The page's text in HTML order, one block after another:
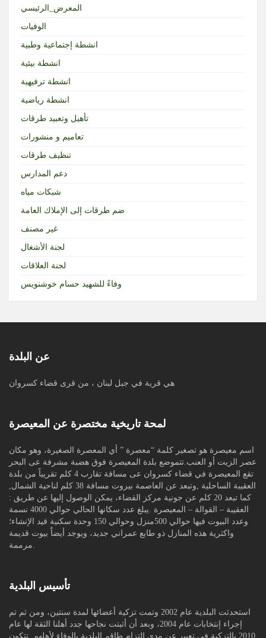
المعرض_الرئيسي
الوفيات
انشطة إجتماعية وطبية
انشطة بيئية
انشطة ترفيهية
انشطة رياضية
تأهيل وتعبيد طرقات
تعاميم و منشورات
تنظيف طرقات
دعم المدارس
شبكات مياه
ضم طرقات إلى الإملاك العامة
غير مصنف
لجنة الأشغال
لجنة العلاقات
وفاءً للشهيد حسام خوشنويس
عن البلدة
هي قرية في جبل لبنان ، من قرى قضاء كسروان
لمحة تاريخية مختصرة عن المعيصرة
اسم معيصرة هو تصغير كلمة “معصرة ” أي المعصرة الصغيرة، وهو مكان
عصر الزيت أو العنب.تتموضع بلدة المعيصرة فوق هضبة مشرفة عى البحر
تقع المعيصرة في قضاء كسروان عى مسافة تقارب 4 كلم تقريباً من بلدة
العقيبة الساحلية ,وتبعد عن العاصمة بيروت مسافة 38 كلم لناحية الشمال,
كما تبعد 20 كلم عن جونية مركز القضاء، يمكن الوصول إليها عن طريق :
العقيبة – القوالة – المعيصرة .يبلغ عدد سكانها الحالي حوالي 4000 نسمة
وعدد البيوت فيها حوالي 500منزل وحوالي 150 وحدة سكنية قيد الإنشاء؛
واكثرية هذه المنازل ذو طابع عمراني جديد، ويوجد أيضاٌ بيوت قديمة
تأسيس البلدية
استحدثت البلدية عام 2002 وتمت تزكية أعضائها لمدة سنتين، ومن ثم تم
إجراء إنتخابات عام 2004، وبعد أن أثبتت نجاحها جدد أهلنا الثقة لها عام
2010 بالتزكية في تعبير عن مدى التزام طاقم البلدية بالوفاء لأهلهم. تتكون